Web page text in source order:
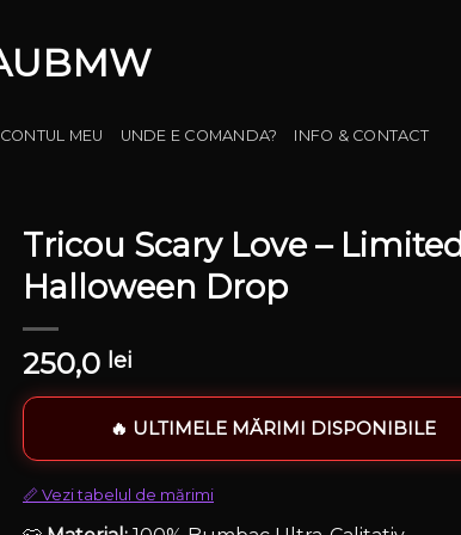
CONTUL MEU UNDE E COMANDA? INFO & CONTACT
Tricou Scary Love – Limited
Halloween Drop
250,0 lei
🔥 ULTIMELE MĂRIMI DISPONIBILE
📏 Vezi tabelul de mărimi